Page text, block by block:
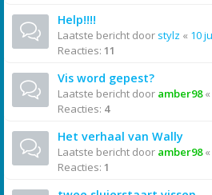
Help!!!!
Laatste bericht door stylz « 10
Reacties: 11
Vis word gepest?
Laatste bericht door amber98«
Reacties: 4
Het verhaal van Wally
Laatste bericht door amber98«
Reacties: 1